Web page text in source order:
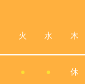
火 水 木
● ● 休